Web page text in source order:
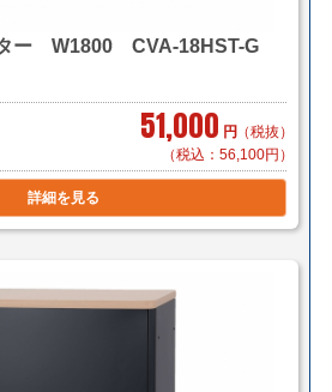
ター W1800 CVA-18HST-G
51,000 円 （税抜）
（税込：56,100円）
詳細を見る